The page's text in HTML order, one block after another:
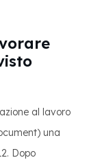
al lavoro
una
Dopo